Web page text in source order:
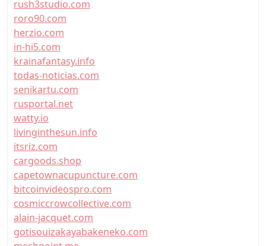
rush3studio.com
roro90.com
herzio.com
in-hi5.com
krainafantasy.info
todas-noticias.com
senikartu.com
rusportal.net
watty.io
livinginthesun.info
itsriz.com
cargoods.shop
capetownacupuncture.com
bitcoinvideospro.com
cosmiccrowcollective.com
alain-jacquet.com
gotisouizakayabakeneko.com